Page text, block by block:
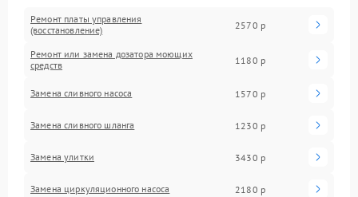
Ремонт платы управления
(восстановление)
2570 р
Ремонт или замена дозатора моющих
средств
1180 р
Замена сливного насоса 1570 р
Замена сливного шланга 1230 р
Замена улитки 3430 р
Замена циркуляционного насоса 2180 р